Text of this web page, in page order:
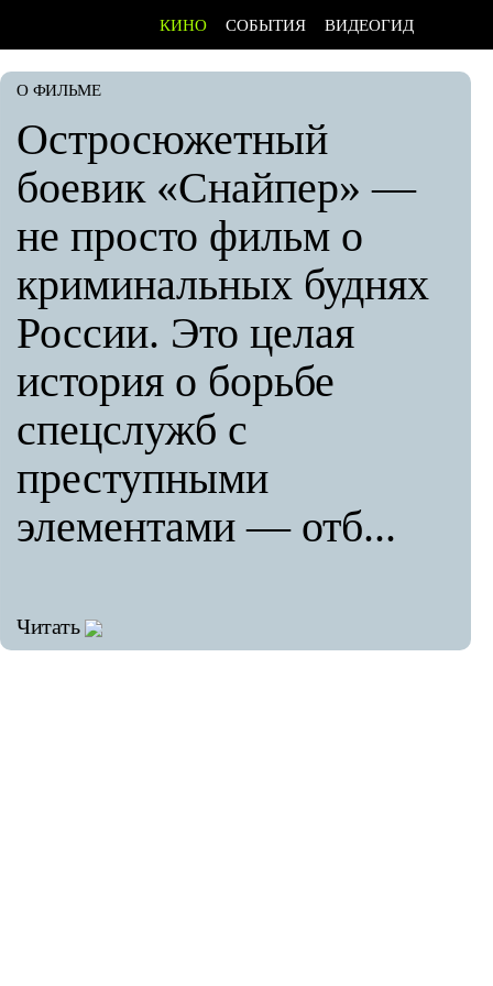
КИНО СОБЫТИЯ ВИДЕОГИД
О ФИЛЬМЕ
Остросюжетный
боевик «Снайпер» —
не просто фильм о
криминальных буднях
России. Это целая
история о борьбе
спецслужб с
преступными
элементами — отб...
Читать